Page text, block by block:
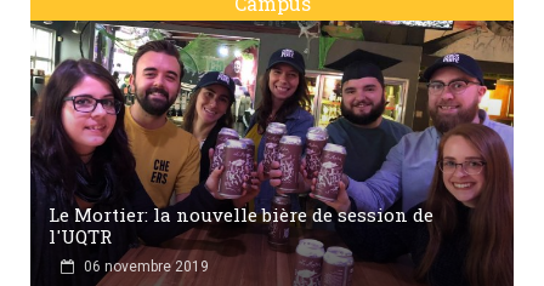
Le Mortier: la nouvelle bière de session de
l'UQTR
06 novembre 2019